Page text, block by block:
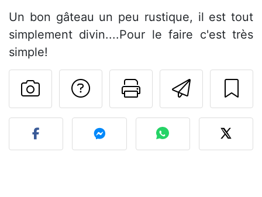
Un bon gâteau un peu rustique, il est tout
simplement divin....Pour le faire c'est très
simple!
Imprimer
Poser une
Publier votre photo de